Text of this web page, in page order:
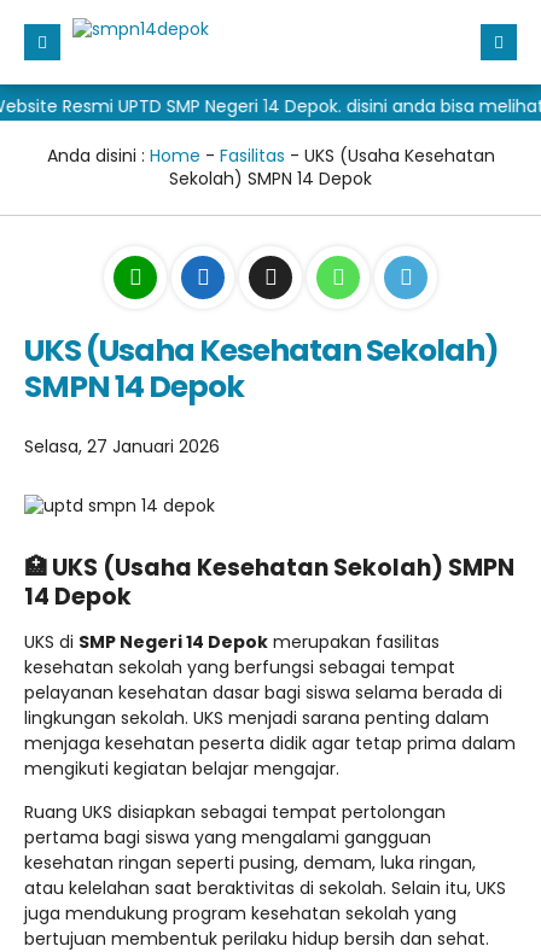
Beranda
Direktori
Berita Devlas
Fasilitas
Ekskul
Video
Materi + Tugas
Kedinasan
Dapodik
Eraport 2025
SPMB 2026
Resmi UPTD SMP Negeri 14 Depok. disini anda bisa
Anda disini : Home - Fasilitas - UKS (Usaha Kesehatan
Sekolah) SMPN 14 Depok
UKS (Usaha Kesehatan Sekolah)
SMPN 14 Depok
Selasa, 27 Januari 2026
🏥 UKS (Usaha Kesehatan Sekolah) SMPN
14 Depok
UKS di SMP Negeri 14 Depok merupakan fasilitas
kesehatan sekolah yang berfungsi sebagai tempat
pelayanan kesehatan dasar bagi siswa selama berada di
lingkungan sekolah. UKS menjadi sarana penting dalam
menjaga kesehatan peserta didik agar tetap prima dalam
mengikuti kegiatan belajar mengajar.
Ruang UKS disiapkan sebagai tempat pertolongan
pertama bagi siswa yang mengalami gangguan
kesehatan ringan seperti pusing, demam, luka ringan,
atau kelelahan saat beraktivitas di sekolah. Selain itu, UKS
juga mendukung program kesehatan sekolah yang
bertujuan membentuk perilaku hidup bersih dan sehat.